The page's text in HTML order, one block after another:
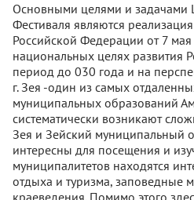
Основными целями и задачами
Фестиваля являются
Российской Федерации от 7
национальных целях развития
период до 030 года и на
г. Зея -один из самых
муниципальных образований
систематически возникают
Зея и Зейский муниципальный
интересны для посещения и
муниципалитетов находятся
отдыха и туризма, заповедные
краеведения. Помимо этого